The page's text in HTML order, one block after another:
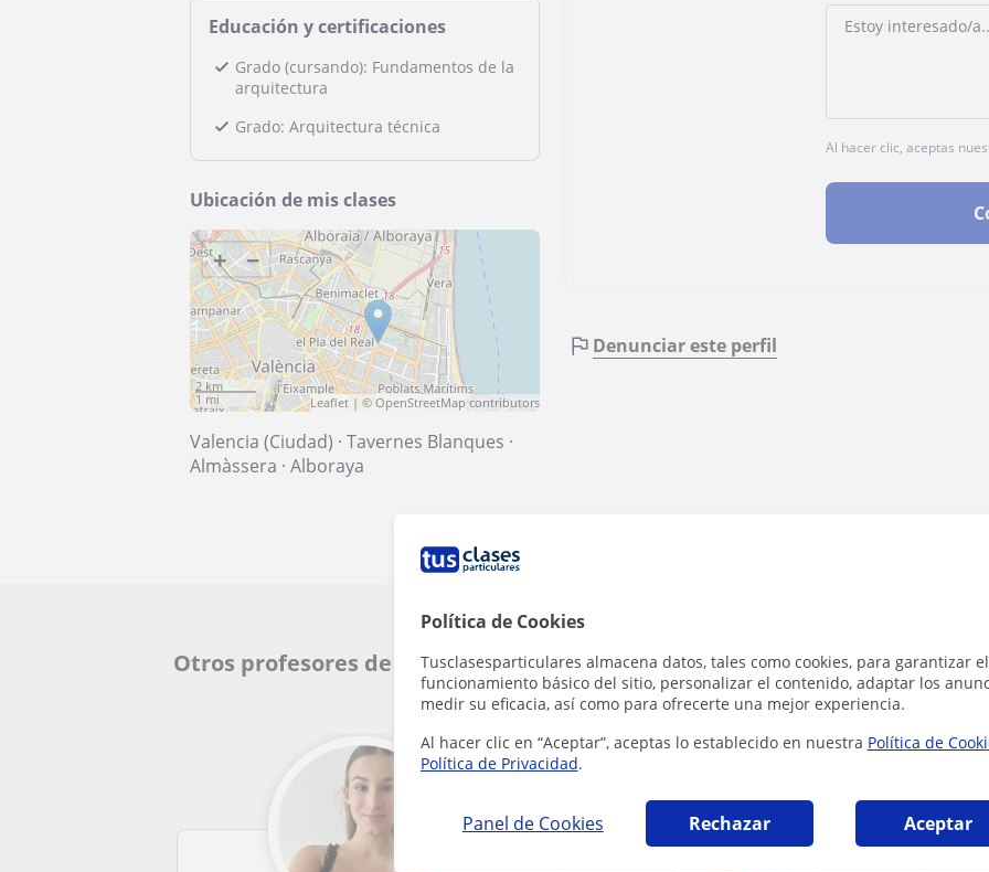
Política de Cookies
Tusclasesparticulares almacena datos, tales como cookies, para garantizar el
funcionamiento básico del sitio, personalizar el contenido, adaptar los
medir su eficacia, así como para ofrecerte una mejor experiencia.
Al hacer clic en “Aceptar”, aceptas lo establecido en nuestra Política de
Política de Privacidad.
Panel de Cookies Rechazar Aceptar
Educación y certificaciones
Grado (cursando): Fundamentos de la
arquitectura
Grado: Arquitectura técnica
Ubicación de mis clases
+ −
2 km
1 mi
Leaflet | ©OpenStreetMap contributors
Valencia (Ciudad) · Tavernes Blanques ·
Almàssera · Alboraya
Al hacer clic, aceptas
Denunciar este perfil
Otros profesores de Primaria en Alfara del Patriarca que pueden